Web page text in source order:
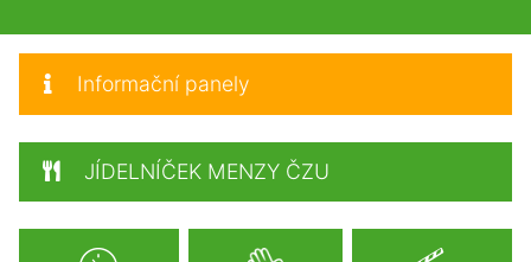
Informační panely
JÍDELNÍČEK MENZY ČZU